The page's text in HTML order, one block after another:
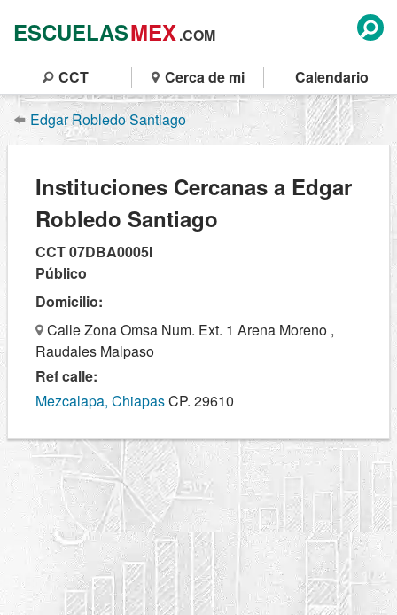
ESCUELASMEX.COM
CCT Cerca de mi Calendario
Edgar Robledo Santiago
Instituciones Cercanas a Edgar
Robledo Santiago
CCT 07DBA0005I
Público
Domicilio:
Calle Zona Omsa Num. Ext. 1 Arena Moreno ,
Raudales Malpaso
Ref calle:
Mezcalapa, ChiapasCP. 29610